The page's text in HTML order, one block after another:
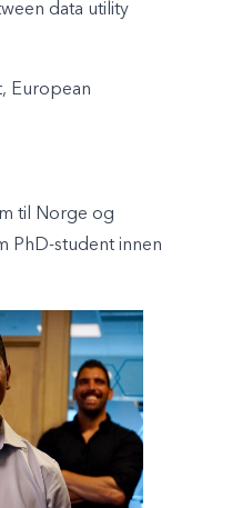
data utility
European
til Norge og
PhD-student innen